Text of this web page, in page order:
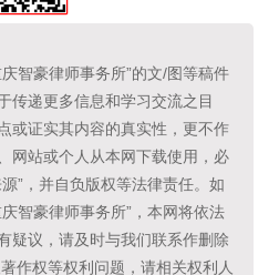
智豪律师事务所”的文/图等稿件
传递更多信息和学习交流之目
或证实其内容的真实性，更不作
网站或个人从本网下载使用，必
”，并自负版权等法律责任。如
智豪律师事务所”，本网将依法
疑议，请及时与我们联系作删除
作权等权利问题，请相关权利人